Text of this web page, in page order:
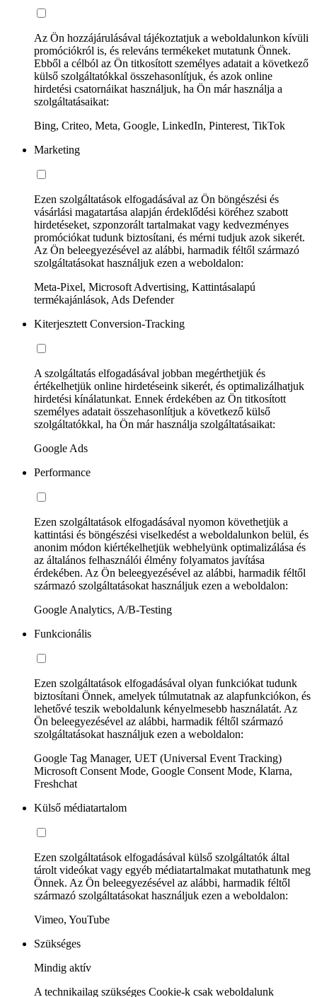
Az Ön hozzájárulásával tájékoztatjuk a weboldalunkon kívüli
promóciókról is, és releváns termékeket mutatunk Önnek.
Ebből a célból az Ön titkosított személyes adatait a következő
külső szolgáltatókkal összehasonlítjuk, és azok online
hirdetési csatornáikat használjuk, ha Ön már használja a
szolgáltatásaikat:
Bing, Criteo, Meta, Google, LinkedIn, Pinterest, TikTok
Marketing
Ezen szolgáltatások elfogadásával az Ön böngészési és
vásárlási magatartása alapján érdeklődési köréhez szabott
hirdetéseket, szponzorált tartalmakat vagy kedvezményes
promóciókat tudunk biztosítani, és mérni tudjuk azok sikerét.
Az Ön beleegyezésével az alábbi, harmadik féltől származó
szolgáltatásokat használjuk ezen a weboldalon:
Meta-Pixel, Microsoft Advertising, Kattintásalapú
termékajánlások, Ads Defender
Kiterjesztett Conversion-Tracking
A szolgáltatás elfogadásával jobban megérthetjük és
értékelhetjük online hirdetéseink sikerét, és optimalizálhatjuk
hirdetési kínálatunkat. Ennek érdekében az Ön titkosított
személyes adatait összehasonlítjuk a következő külső
szolgáltatókkal, ha Ön már használja szolgáltatásaikat:
Google Ads
Performance
Ezen szolgáltatások elfogadásával nyomon követhetjük a
kattintási és böngészési viselkedést a weboldalunkon belül, és
anonim módon kiértékelhetjük webhelyünk optimalizálása és
az általános felhasználói élmény folyamatos javítása
érdekében. Az Ön beleegyezésével az alábbi, harmadik féltől
származó szolgáltatásokat használjuk ezen a weboldalon:
Google Analytics, A/B-Testing
Funkcionális
Ezen szolgáltatások elfogadásával olyan funkciókat tudunk
biztosítani Önnek, amelyek túlmutatnak az alapfunkciókon, és
lehetővé teszik weboldalunk kényelmesebb használatát. Az
Ön beleegyezésével az alábbi, harmadik féltől származó
szolgáltatásokat használjuk ezen a weboldalon:
Google Tag Manager, UET (Universal Event Tracking)
Microsoft Consent Mode, Google Consent Mode, Klarna,
Freshchat
Külső médiatartalom
Ezen szolgáltatások elfogadásával külső szolgáltatók által
tárolt videókat vagy egyéb médiatartalmakat mutathatunk meg
Önnek. Az Ön beleegyezésével az alábbi, harmadik féltől
származó szolgáltatásokat használjuk ezen a weboldalon:
Vimeo, YouTube
Szükséges
Mindig aktív
A technikailag szükséges Cookie-k csak weboldalunk